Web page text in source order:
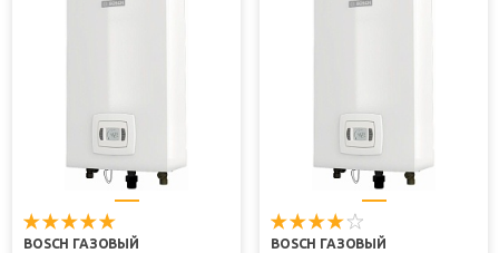
BOSCH ГАЗОВЫЙ
BOSCH ГАЗОВЫЙ